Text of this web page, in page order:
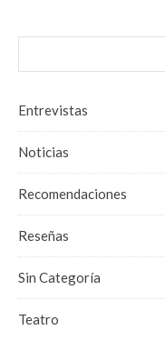
Entrevistas
Noticias
Recomendaciones
Reseñas
Sin Categoría
Teatro